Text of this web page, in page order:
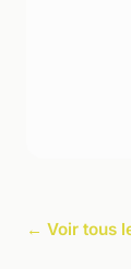
← Voir tous